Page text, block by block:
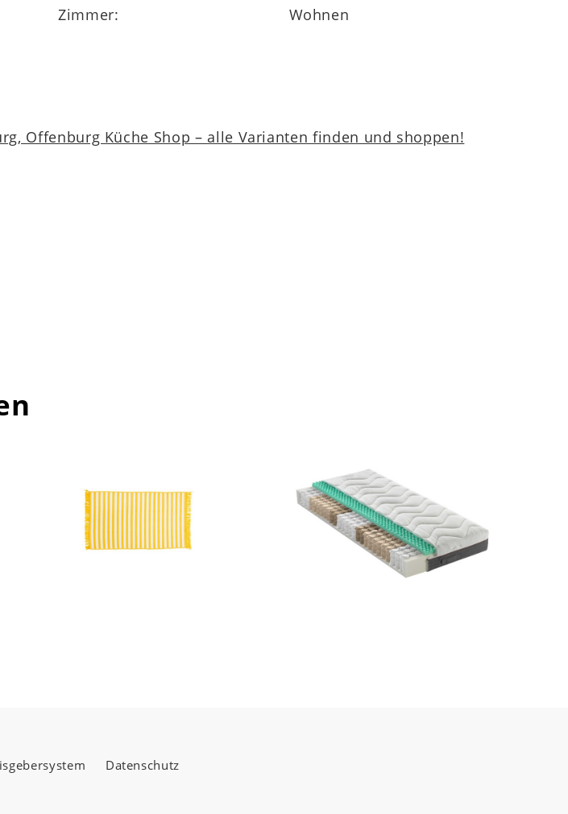
Zimmer:
Wohnen
Offenburg Küche Shop – alle Varianten finden und shoppen!
Datenschutz